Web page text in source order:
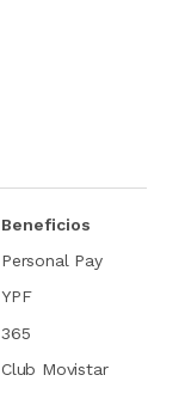
Beneficios
Personal Pay
YPF
365
Club Movistar